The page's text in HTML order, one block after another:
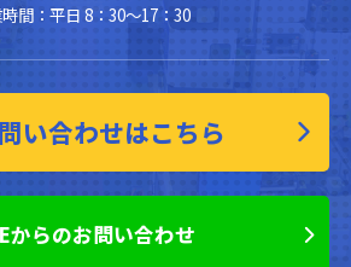
間：平日 8：30～17：30
い合わせはこちら
からのお問い合わせ